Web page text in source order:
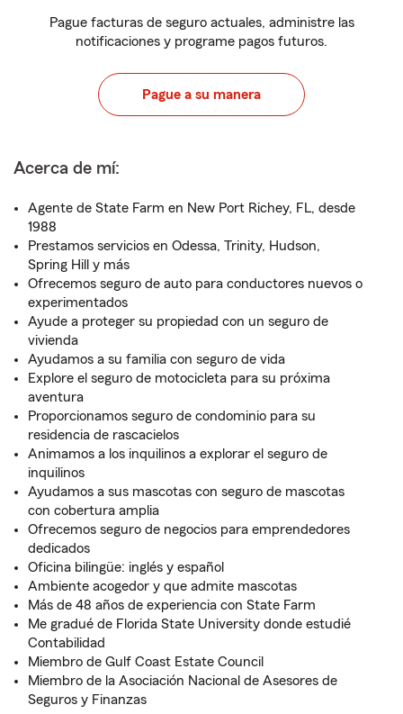
Pague facturas de seguro actuales, administre las
notificaciones y programe pagos futuros.
Pague a su manera
Acerca de mí:
Agente de State Farm en New Port Richey, FL, desde
1988
Prestamos servicios en Odessa, Trinity, Hudson,
Spring Hill y más
Ofrecemos seguro de auto para conductores nuevos o
experimentados
Ayude a proteger su propiedad con un seguro de
vivienda
Ayudamos a su familia con seguro de vida
Explore el seguro de motocicleta para su próxima
aventura
Proporcionamos seguro de condominio para su
residencia de rascacielos
Animamos a los inquilinos a explorar el seguro de
inquilinos
Ayudamos a sus mascotas con seguro de mascotas
con cobertura amplia
Ofrecemos seguro de negocios para emprendedores
dedicados
Oficina bilingüe: inglés y español
Ambiente acogedor y que admite mascotas
Más de 48 años de experiencia con State Farm
Me gradué de Florida State University donde estudié
Contabilidad
Miembro de Gulf Coast Estate Council
Miembro de la Asociación Nacional de Asesores de
Seguros y Finanzas